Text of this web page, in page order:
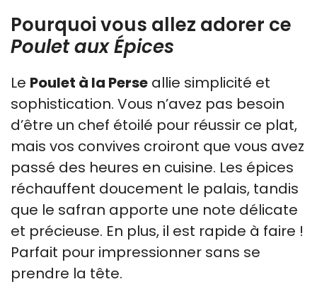
Pourquoi vous allez adorer ce
Poulet aux Épices
Le Poulet à la Perse allie simplicité et
sophistication. Vous n’avez pas besoin
d’être un chef étoilé pour réussir ce plat,
mais vos convives croiront que vous avez
passé des heures en cuisine. Les épices
réchauffent doucement le palais, tandis
que le safran apporte une note délicate
et précieuse. En plus, il est rapide à faire !
Parfait pour impressionner sans se
prendre la tête.